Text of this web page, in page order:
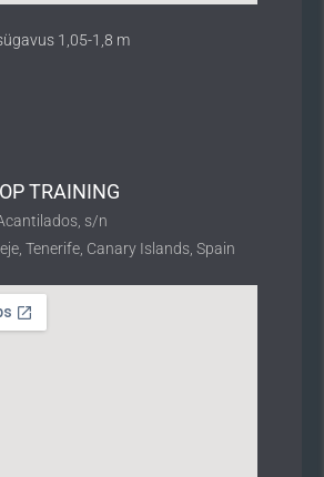
1,05-1,8 m
TRAINING
s/n
Tenerife, Canary Islands, Spain